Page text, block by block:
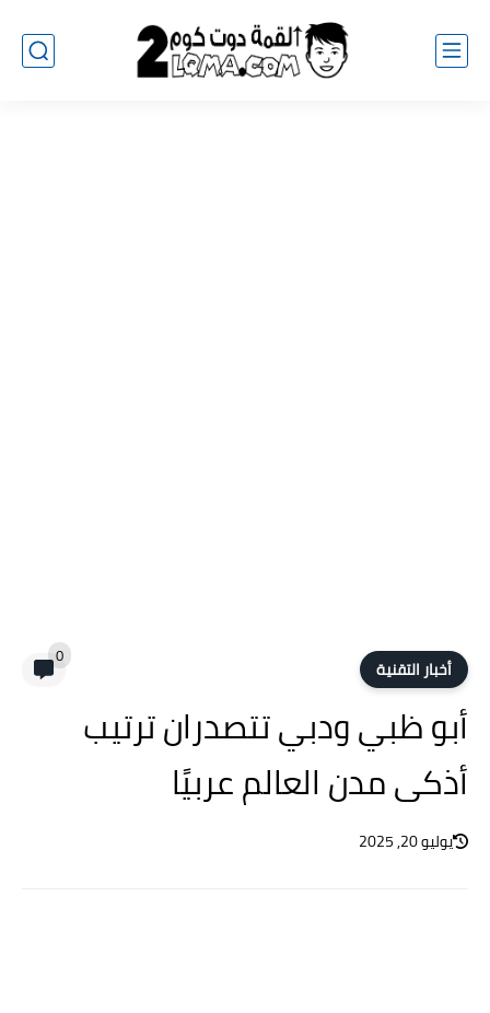
أخبار التقنية 0
أبو ظبي ودبي تتصدران ترتيب
أذكى مدن العالم عربيًا
يوليو 20, 2025